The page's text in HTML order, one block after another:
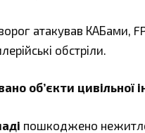
атакував КАБами,
обстріли.
об’єкти цивільної
пошкоджено